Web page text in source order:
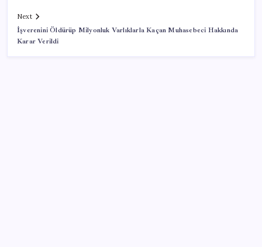
Next
İşverenini Öldürüp Milyonluk Varlıklarla Kaçan Muhasebeci Hakkında
Karar Verildi